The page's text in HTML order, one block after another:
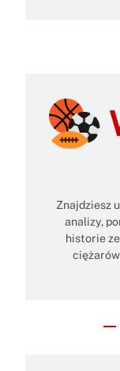
Znajdziesz
analizy,
historie